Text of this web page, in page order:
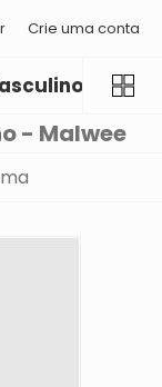
Crie uma conta
- Malwee